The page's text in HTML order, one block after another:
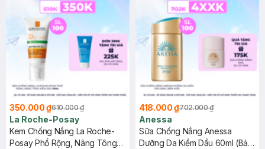
350.000 ₫610.000 ₫
La Roche-Posay
Kem Chống Nắng La Roche-
Posay Phổ Rộng, Nâng Tông
418.000 ₫702.000 ₫
Anessa
Sữa Chống Nắng Anessa
Dưỡng Da Kiềm Dầu 60ml (Bản